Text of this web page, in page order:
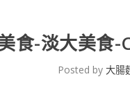
食-淡大美食-
Posted by 大腸